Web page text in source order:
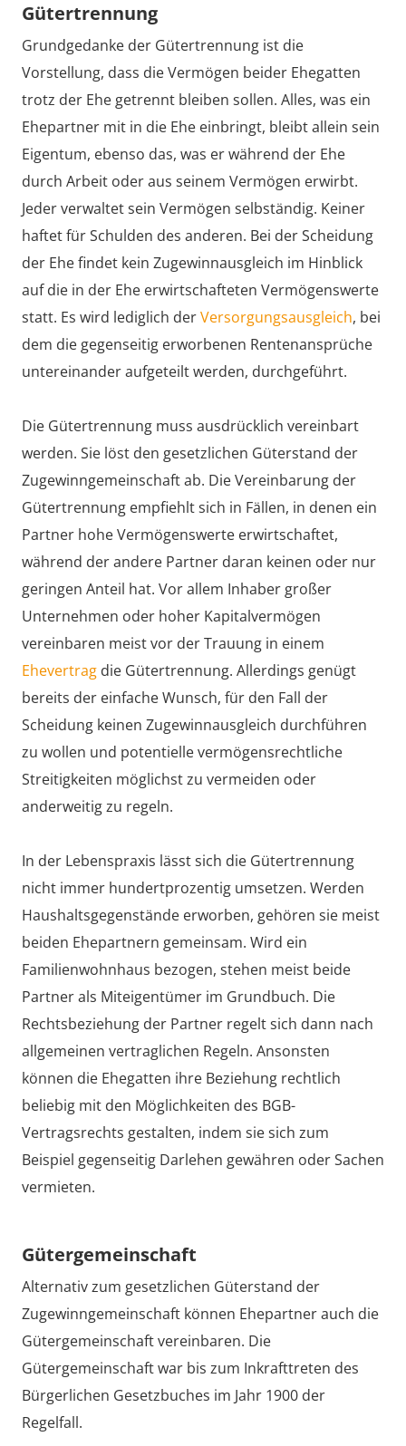
Gütertrennung
Grundgedanke der Gütertrennung ist die
Vorstellung, dass die Vermögen beider Ehegatten
trotz der Ehe getrennt bleiben sollen. Alles, was ein
Ehepartner mit in die Ehe einbringt, bleibt allein sein
Eigentum, ebenso das, was er während der Ehe
durch Arbeit oder aus seinem Vermögen erwirbt.
Jeder verwaltet sein Vermögen selbständig. Keiner
haftet für Schulden des anderen. Bei der Scheidung
der Ehe findet kein Zugewinnausgleich im Hinblick
auf die in der Ehe erwirtschafteten Vermögenswerte
statt. Es wird lediglich derVersorgungsausgleich, bei
dem die gegenseitig erworbenen Rentenansprüche
untereinander aufgeteilt werden, durchgeführt.
Die Gütertrennung muss ausdrücklich vereinbart
werden. Sie löst den gesetzlichen Güterstand der
Zugewinngemeinschaft ab. Die Vereinbarung der
Gütertrennung empfiehlt sich in Fällen, in denen ein
Partner hohe Vermögenswerte erwirtschaftet,
während der andere Partner daran keinen oder nur
geringen Anteil hat. Vor allem Inhaber großer
Unternehmen oder hoher Kapitalvermögen
vereinbaren meist vor der Trauung in einem
Ehevertrag die Gütertrennung. Allerdings genügt
bereits der einfache Wunsch, für den Fall der
Scheidung keinen Zugewinnausgleich durchführen
zu wollen und potentielle vermögensrechtliche
Streitigkeiten möglichst zu vermeiden oder
anderweitig zu regeln.
In der Lebenspraxis lässt sich die Gütertrennung
nicht immer hundertprozentig umsetzen. Werden
Haushaltsgegenstände erworben, gehören sie meist
beiden Ehepartnern gemeinsam. Wird ein
Familienwohnhaus bezogen, stehen meist beide
Partner als Miteigentümer im Grundbuch. Die
Rechtsbeziehung der Partner regelt sich dann nach
allgemeinen vertraglichen Regeln. Ansonsten
können die Ehegatten ihre Beziehung rechtlich
beliebig mit den Möglichkeiten des BGB-
Vertragsrechts gestalten, indem sie sich zum
Beispiel gegenseitig Darlehen gewähren oder Sachen
vermieten.
Gütergemeinschaft
Alternativ zum gesetzlichen Güterstand der
Zugewinngemeinschaft können Ehepartner auch die
Gütergemeinschaft vereinbaren. Die
Gütergemeinschaft war bis zum Inkrafttreten des
Bürgerlichen Gesetzbuches im Jahr 1900 der
Regelfall.